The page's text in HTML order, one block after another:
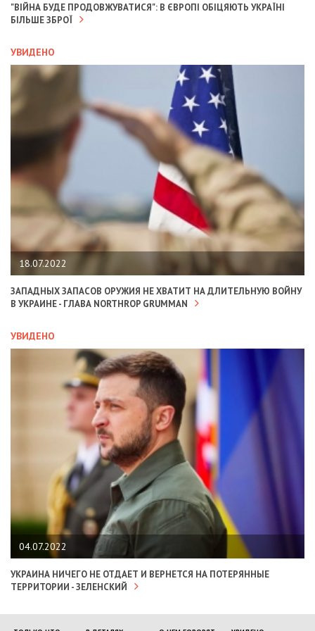
"ВІЙНА БУДЕ ПРОДОВЖУВАТИСЯ": В ЄВРОПІ ОБІЦЯЮТЬ УКРАЇНІ
БІЛЬШЕ ЗБРОЇ
УВИДЕНО
18.07.2022
ЗАПАДНЫХ ЗАПАСОВ ОРУЖИЯ НЕ ХВАТИТ НА ДЛИТЕЛЬНУЮ ВОЙНУ
В УКРАИНЕ - ГЛАВА NORTHROP GRUMMAN
УВИДЕНО
04.07.2022
УКРАИНА НИЧЕГО НЕ ОТДАЕТ И ВЕРНЕТСЯ НА ПОТЕРЯННЫЕ
ТЕРРИТОРИИ - ЗЕЛЕНСКИЙ